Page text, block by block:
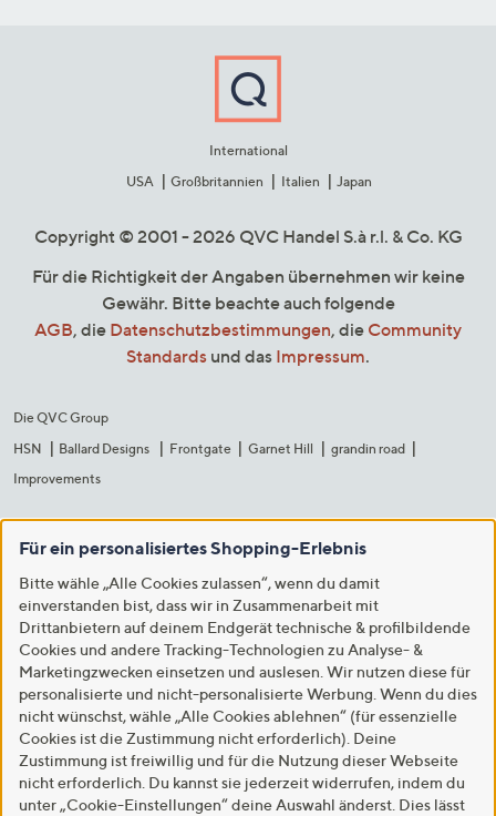
International
USA
Großbritannien Italien Japan
Copyright © 2001 - 2026 QVC Handel S.à r.l. & Co. KG
Für die Richtigkeit der Angaben übernehmen wir keine
Gewähr. Bitte beachte auch folgende
AGB, die Datenschutzbestimmungen, die Community
Standards und das Impressum.
Die QVC Group
HSN
Ballard Designs Frontgate Garnet Hill
grandin road
Improvements
Für ein personalisiertes Shopping-Erlebnis
Bitte wähle „Alle Cookies zulassen“, wenn du damit
einverstanden bist, dass wir in Zusammenarbeit mit
Drittanbietern auf deinem Endgerät technische & profilbildende
Cookies und andere Tracking-Technologien zu Analyse- &
Marketingzwecken einsetzen und auslesen. Wir nutzen diese für
personalisierte und nicht-personalisierte Werbung. Wenn du dies
nicht wünschst, wähle „Alle Cookies ablehnen“ (für essenzielle
Cookies ist die Zustimmung nicht erforderlich). Deine
Zustimmung ist freiwillig und für die Nutzung dieser Webseite
nicht erforderlich. Du kannst sie jederzeit widerrufen, indem du
unter „Cookie-Einstellungen“ deine Auswahl änderst. Dies lässt